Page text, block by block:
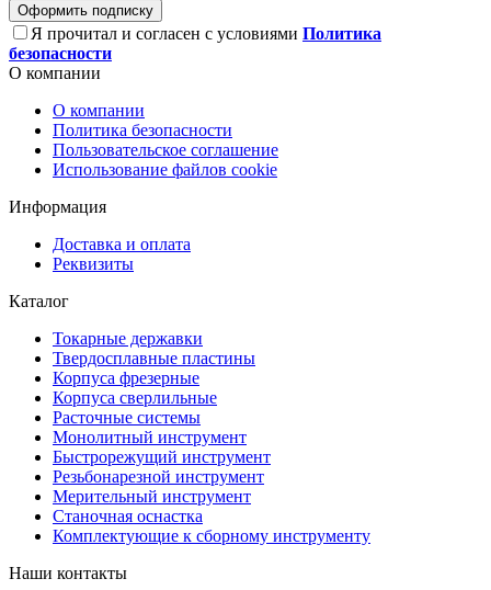
Оформить подписку
Я прочитал и согласен с условиями Политика
безопасности
О компании
О компании
Политика безопасности
Пользовательское соглашение
Использование файлов cookie
Информация
Доставка и оплата
Реквизиты
Каталог
Токарные державки
Твердосплавные пластины
Корпуса фрезерные
Корпуса сверлильные
Расточные системы
Монолитный инструмент
Быстрорежущий инструмент
Резьбонарезной инструмент
Мерительный инструмент
Станочная оснастка
Комплектующие к сборному инструменту
Наши контакты